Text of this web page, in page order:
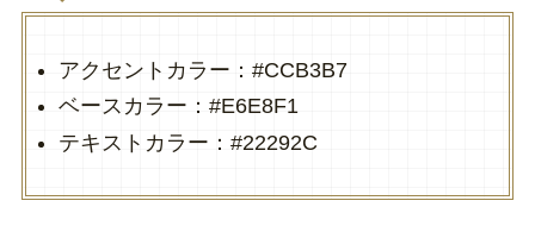
アクセントカラー：#CCB3B7
ベースカラー：#E6E8F1
テキストカラー：#22292C